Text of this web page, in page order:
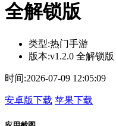
全解锁版
类型:热门手游
版本:v1.2.0 全解锁版
时间:2026-07-09 12:05:09
安卓版下载 苹果下载